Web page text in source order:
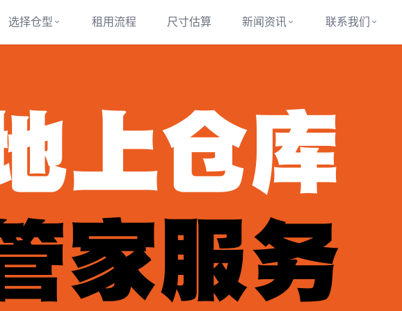
选择仓型 租用流程 尺寸估算 新闻资讯 联系我们